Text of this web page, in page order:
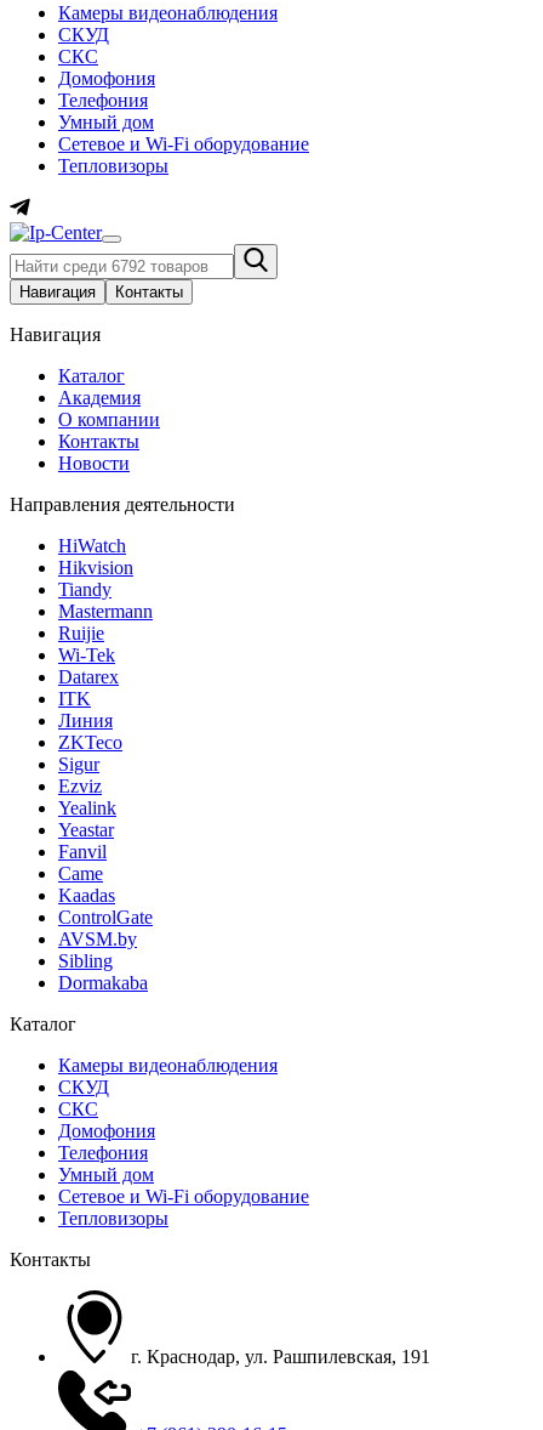
Камеры видеонаблюдения
СКУД
СКС
Домофония
Телефония
Умный дом
Сетевое и Wi-Fi оборудование
Тепловизоры
Навигация Контакты
Навигация
Каталог
Академия
О компании
Контакты
Новости
Направления деятельности
HiWatch
Hikvision
Tiandy
Mastermann
Ruijie
Wi-Tek
Datarex
ITK
Линия
ZKTeco
Sigur
Ezviz
Yealink
Yeastar
Fanvil
Came
Kaadas
ControlGate
AVSM.by
Sibling
Dormakaba
Каталог
Камеры видеонаблюдения
СКУД
СКС
Домофония
Телефония
Умный дом
Сетевое и Wi-Fi оборудование
Тепловизоры
Контакты
г. Краснодар, ул. Рашпилевская, 191